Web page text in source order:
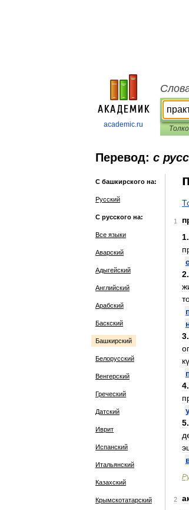
academic.ru
Перевод: с
С башкирского на:
Русский
С русского на:
Все языки
Аварский
Адыгейский
Английский
Арабский
Баскский
Башкирский
Белорусский
Венгерский
Греческий
Датский
Иврит
Испанский
Итальянский
Казахский
Крымскотатарский
1
1.
2.
3.
4.
5.
2